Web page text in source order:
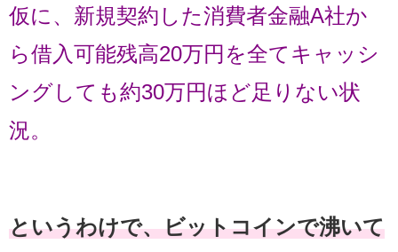
仮に、新規契約した消費者金融A社か
ら借入可能残高20万円を全てキャッシ
ングしても約30万円ほど足りない状
況。
というわけで、ビットコインで沸いて